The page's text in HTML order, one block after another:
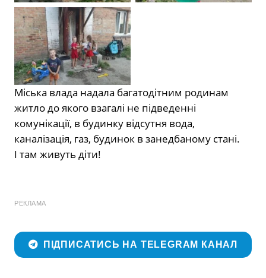
Міська влада надала багатодітним родинам
житло до якого взагалі не підведенні
комунікації, в будинку відсутня вода,
каналізація, газ, будинок в занедбаному стані.
І там живуть діти!
РЕКЛАМА
ПІДПИСАТИСЬ НА TELEGRAM КАНАЛ